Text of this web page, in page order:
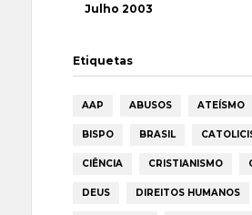
Julho 2003
Etiquetas
AAP ABUSOS ATEÍSMO
BISPO BRASIL
CIÊNCIA CRISTIANISMO
DEUS DIREITOS HUMANOS